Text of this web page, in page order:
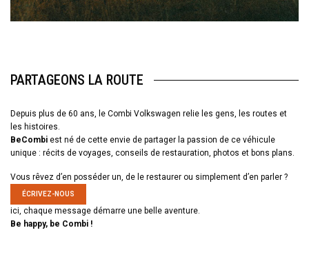
PARTAGEONS LA ROUTE
Depuis plus de 60 ans, le Combi Volkswagen relie les gens, les routes et
les histoires.
BeCombi est né de cette envie de partager la passion de ce véhicule
unique : récits de voyages, conseils de restauration, photos et bons plans.
Vous rêvez d’en posséder un, de le restaurer ou simplement d’en parler ?
ÉCRIVEZ-NOUS
ici, chaque message démarre une belle aventure.
Be happy, be Combi !